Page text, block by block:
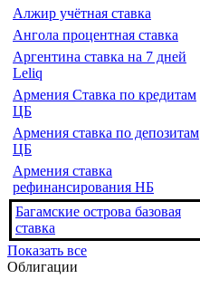
Алжир учётная ставка
Ангола процентная ставка
Аргентина ставка на 7 дней
Leliq
Армения Ставка по кредитам
ЦБ
Армения ставка по депозитам
ЦБ
Армения ставка
рефинансирования НБ
Багамские острова базовая
ставка
Показать все
Облигации